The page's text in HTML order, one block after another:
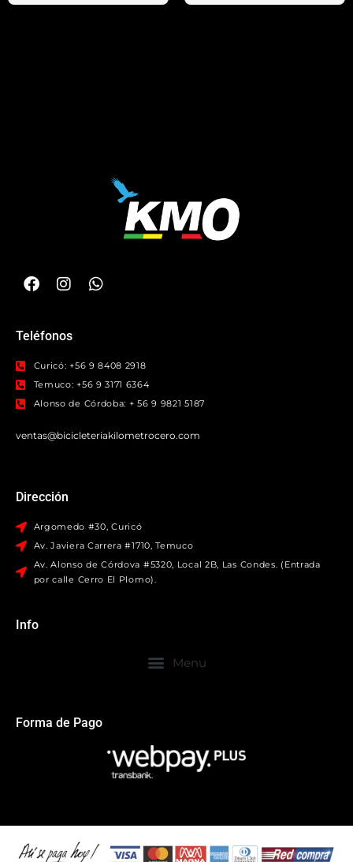
Teléfonos
Curicó: +56 9 8408 2918
Temuco: +56 9 3171 6364
Alonso de Córdoba: + 56 9 9821 5187
ventas@bicicleteriakilometrocero.com
Dirección
Argomedo #30, Curicó
Av. Javiera Carrera #1710, Temuco
Av. Alonso de Córdova #5320, Local 2B, Las Condes. (Entrada
por calle Cerro El Plomo).
Info
Forma de Pago